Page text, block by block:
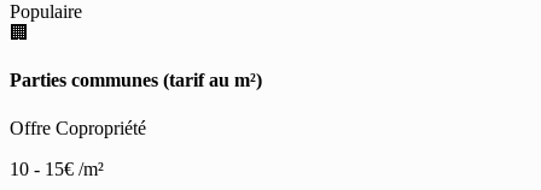
Populaire
🏢
Parties communes (tarif au m²)
Offre Copropriété
10 - 15€ /m²